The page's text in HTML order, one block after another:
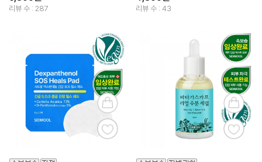
리뷰 수 : 287 리뷰 수 : 43